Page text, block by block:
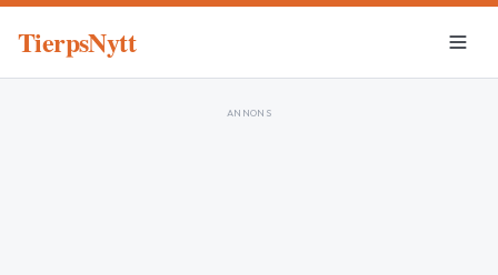
TierpsNytt
ANNONS